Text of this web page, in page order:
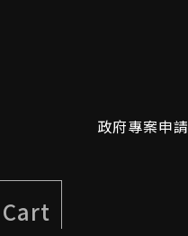
政府專案申請
Cart